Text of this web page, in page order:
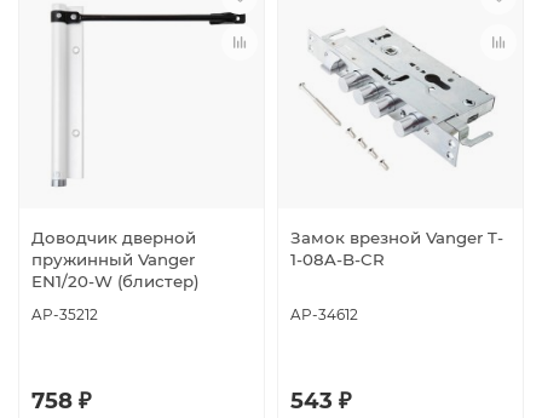
Доводчик дверной
пружинный Vanger
EN1/20-W (блистер)
AP-35212
758 ₽
Замок врезной Vanger T-
1-08A-B-CR
AP-34612
543 ₽